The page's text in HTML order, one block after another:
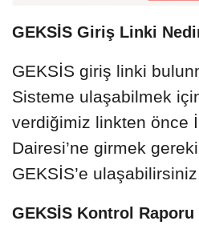
GEKSİS Giriş Linki
GEKSİS giriş linki
Sisteme ulaşabilmek
verdiğimiz linkten önce
Dairesi’ne girmek
GEKSİS’e
GEKSİS Kontrol Raporu